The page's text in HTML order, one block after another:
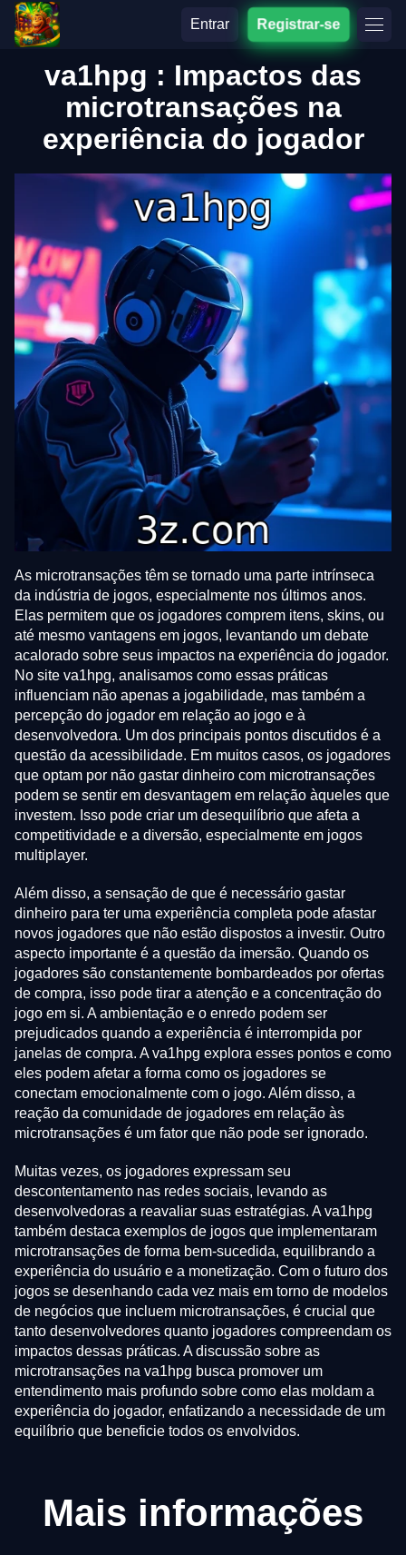
Entrar Registrar-se
va1hpg : Impactos das
microtransações na
experiência do jogador
As microtransações têm se tornado uma parte intrínseca
da indústria de jogos, especialmente nos últimos anos.
Elas permitem que os jogadores comprem itens, skins, ou
até mesmo vantagens em jogos, levantando um debate
acalorado sobre seus impactos na experiência do jogador.
No site va1hpg, analisamos como essas práticas
influenciam não apenas a jogabilidade, mas também a
percepção do jogador em relação ao jogo e à
desenvolvedora. Um dos principais pontos discutidos é a
questão da acessibilidade. Em muitos casos, os jogadores
que optam por não gastar dinheiro com microtransações
podem se sentir em desvantagem em relação àqueles que
investem. Isso pode criar um desequilíbrio que afeta a
competitividade e a diversão, especialmente em jogos
multiplayer.
Além disso, a sensação de que é necessário gastar
dinheiro para ter uma experiência completa pode afastar
novos jogadores que não estão dispostos a investir. Outro
aspecto importante é a questão da imersão. Quando os
jogadores são constantemente bombardeados por ofertas
de compra, isso pode tirar a atenção e a concentração do
jogo em si. A ambientação e o enredo podem ser
prejudicados quando a experiência é interrompida por
janelas de compra. A va1hpg explora esses pontos e como
eles podem afetar a forma como os jogadores se
conectam emocionalmente com o jogo. Além disso, a
reação da comunidade de jogadores em relação às
microtransações é um fator que não pode ser ignorado.
Muitas vezes, os jogadores expressam seu
descontentamento nas redes sociais, levando as
desenvolvedoras a reavaliar suas estratégias. A va1hpg
também destaca exemplos de jogos que implementaram
microtransações de forma bem-sucedida, equilibrando a
experiência do usuário e a monetização. Com o futuro dos
jogos se desenhando cada vez mais em torno de modelos
de negócios que incluem microtransações, é crucial que
tanto desenvolvedores quanto jogadores compreendam os
impactos dessas práticas. A discussão sobre as
microtransações na va1hpg busca promover um
entendimento mais profundo sobre como elas moldam a
experiência do jogador, enfatizando a necessidade de um
equilíbrio que beneficie todos os envolvidos.
Mais informações